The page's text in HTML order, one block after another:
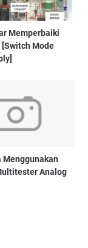
Memperbaiki
Mode
Menggunakan
Analog